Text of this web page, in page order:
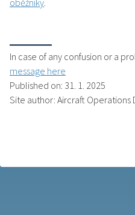
oběžníky.
In case of any confusion or a
message here
Published on: 31. 1. 2025
Site author: Aircraft Operations